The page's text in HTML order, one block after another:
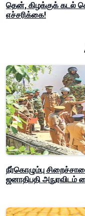
தென், கிழக்குக் கடல்
எச்சரிக்கை!
நீர்கொழும்பு
ஜனாதிபதி அநுரவிடம்